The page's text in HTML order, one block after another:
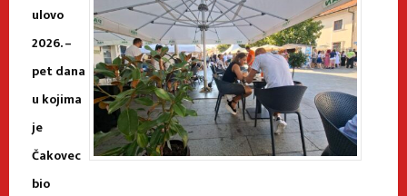
ulovo
2026. –
pet dana
u kojima
je
Čakovec
bio